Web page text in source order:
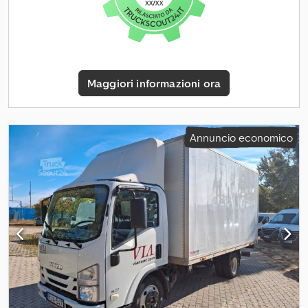
sistema di iniezione Common-Rail e turbocompressore VGS, 110
kW / 150 CV, norma EURO VI OBD-E (coppia massima 375 Nm a
1.280 – 2.800 giri/min) - Sistema di filtraggio delle particelle con
del filtro senza necessità di recarsi in officina, grazie alla nuova
tecnologia di rigenerazione DPD che indica quando è necessaria
la funzione. È sufficiente premere il pulsante DPD e il sistema si
con convertitore di coppia (disponibile anche con cambio
manuale a 6 marce, con un costo inferiore di 2.232,- €) -
Sospensioni a balestra anteriore (max. 2.300 kg), sospensioni a
balestra posteriore (max. 3.980 kg), stabilizzatore anteriore -
Pneumatici 205 / 75 R16 C, pneumatici singoli anteriori -
pneumatici doppi sull'asse posteriore motrice, pneumatico di
scorta - Freni a disco anteriori e posteriori ventilati - Limitatore di
velocità (90 km/h) - Freno motore - Tensione di bordo 24 V,
generatore 90A, 2 batterie da 70 Ah - Serbatoio diesel 70 litri /
serbatoio Adblue 14 litri Dkodpfsw Eq D Dsx Acwor - Nuova e
moderna cabina con eccellente sfruttamento dello spazio, ampio
spazio per la testa e generoso spazio per le ginocchia, ergonomia
e visibilità eccellenti, altezza di accesso ridotta - Illuminazione BI-
Maggiori informazioni ora
Annuncio economico